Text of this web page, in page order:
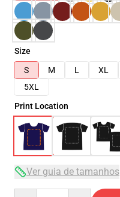
Size
S
M L XL
5XL
Print Location
Ver guia de tamanhos